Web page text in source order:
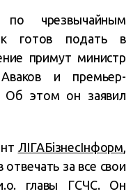
чрезвычайным
готов подать в
примут министр
и премьер-
Об этом он заявил
ЛІГАБізнесІнформ,
за все свои
главы ГСЧС. Он